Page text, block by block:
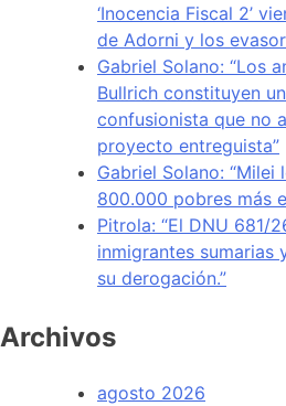
‘Inocencia Fiscal 2’
de Adorni y los
Gabriel Solano: “Los
Bullrich constituyen
confusionista que no
proyecto entreguista”
Gabriel Solano:
800.000 pobres más
Pitrola: “El DNU 681/
inmigrantes sumarias
su derogación.”
Archivos
agosto 2026